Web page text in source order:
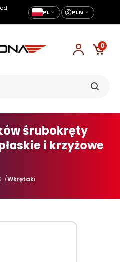
PL PLN
0
śrubokręty
i krzyżowe
Wkrętaki